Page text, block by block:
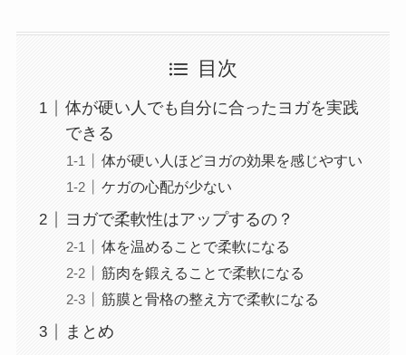
目次
体が硬い人でも自分に合ったヨガを実践
できる
体が硬い人ほどヨガの効果を感じやすい
ケガの心配が少ない
ヨガで柔軟性はアップするの？
体を温めることで柔軟になる
筋肉を鍛えることで柔軟になる
筋膜と骨格の整え方で柔軟になる
まとめ